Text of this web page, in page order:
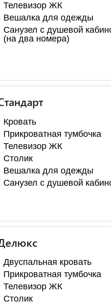
Телевизор ЖК
Вешалка для одежды
Санузел с душевой
(на два номера)
Кровать
Прикроватная тумбочка
Телевизор ЖК
Столик
Вешалка для одежды
Санузел с душевой
Двуспальная кровать
Прикроватная тумбочка
Телевизор ЖК
Столик